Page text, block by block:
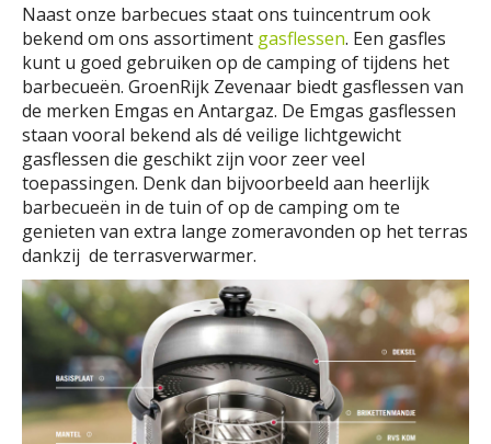
Naast onze barbecues staat ons tuincentrum ook
bekend om ons assortiment gasflessen. Een gasfles
kunt u goed gebruiken op de camping of tijdens het
barbecueën. GroenRijk Zevenaar biedt gasflessen van
de merken Emgas en Antargaz. De Emgas gasflessen
staan vooral bekend als dé veilige lichtgewicht
gasflessen die geschikt zijn voor zeer veel
toepassingen. Denk dan bijvoorbeeld aan heerlijk
barbecueën in de tuin of op de camping om te
genieten van extra lange zomeravonden op het terras
dankzij de terrasverwarmer.